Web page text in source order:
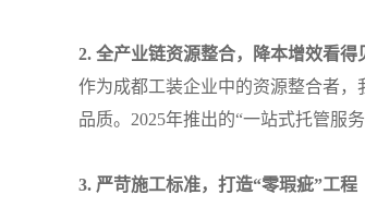
2. 全产业链资源整合，降本增效看得
作为成都工装企业中的资源整合者，
品质。2025年推出的“一站式托管服
3. 严苛施工标准，打造“零瑕疵”工程